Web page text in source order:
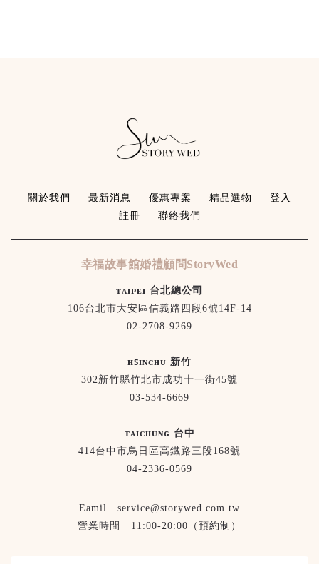
關於我們 最新消息 優惠專案 精品選物
登入
註冊
聯絡我們
幸福故事館婚禮顧問StoryWed
ᴛᴀɪᴘᴇɪ 台北總公司
106台北市大安區信義路四段6號14F-14
02-2708-9269
ʜꜱɪɴᴄʜᴜ 新竹
302新竹縣竹北市成功十一街45號
03-534-6669
ᴛᴀɪᴄʜᴜɴɢ 台中
414台中市烏日區高鐵路三段168號
04-2336-0569
Eamil service@storywed.com.tw
營業時間 11:00-20:00（預約制）